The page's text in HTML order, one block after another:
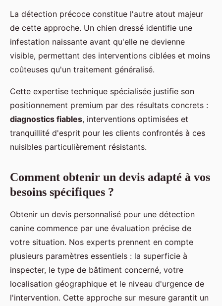
La détection précoce constitue l'autre atout majeur
de cette approche. Un chien dressé identifie une
infestation naissante avant qu'elle ne devienne
visible, permettant des interventions ciblées et moins
coûteuses qu'un traitement généralisé.
Cette expertise technique spécialisée justifie son
positionnement premium par des résultats concrets :
diagnostics fiables, interventions optimisées et
tranquillité d'esprit pour les clients confrontés à ces
nuisibles particulièrement résistants.
Comment obtenir un devis adapté à vos
besoins spécifiques ?
Obtenir un devis personnalisé pour une détection
canine commence par une évaluation précise de
votre situation. Nos experts prennent en compte
plusieurs paramètres essentiels : la superficie à
inspecter, le type de bâtiment concerné, votre
localisation géographique et le niveau d'urgence de
l'intervention. Cette approche sur mesure garantit un